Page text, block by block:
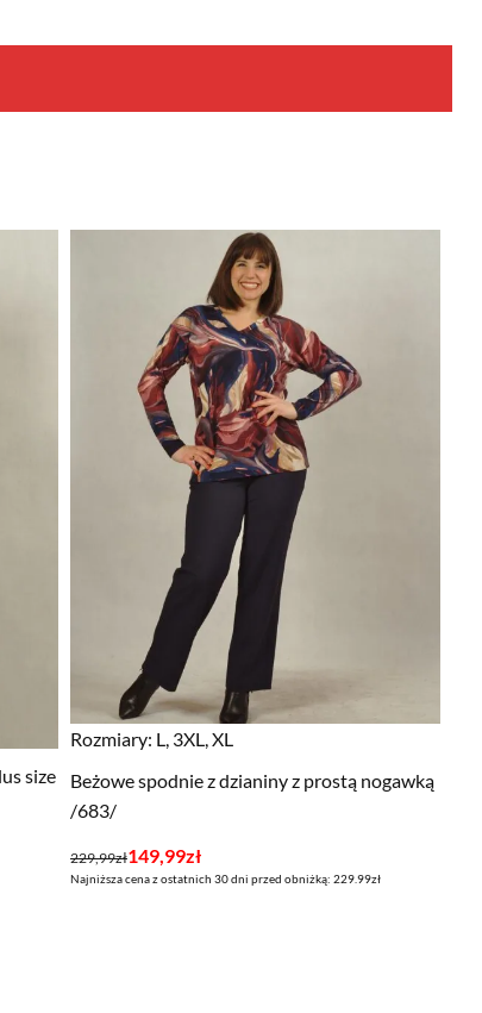
size
Rozmiary: L, 3XL, XL
Beżowe spodnie z dzianiny z prostą nogawką
/683/
229,99zł
Pierwotna
cena
149,99zł
Aktualna
cena
Najniższa cena z ostatnich 30 dni przed obniżką: 229.99zł